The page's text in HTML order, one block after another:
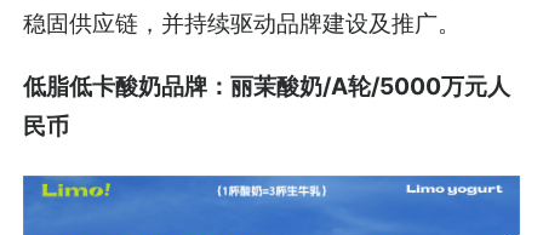
稳固供应链，并持续驱动品牌建设及推广。
低脂低卡酸奶品牌：丽茉酸奶/A轮/5000万元人
民币